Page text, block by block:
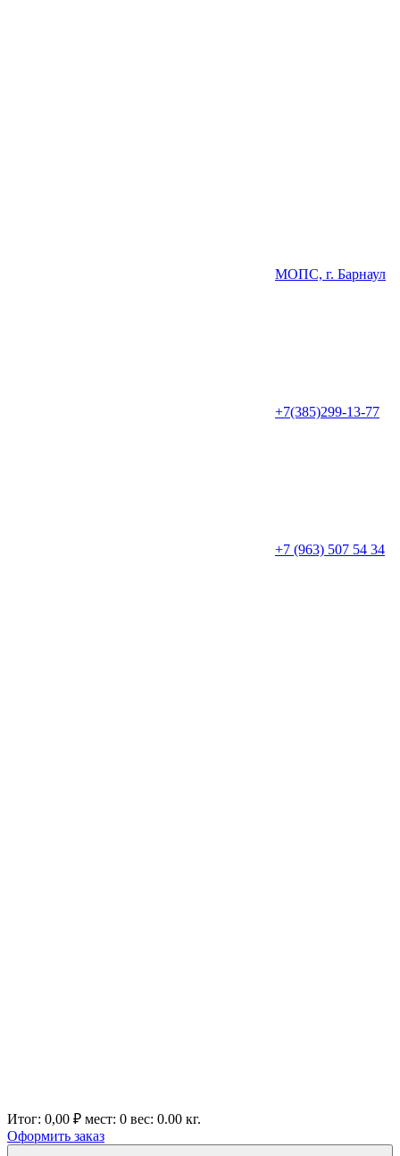
МОПС, г. Барнаул
+7(385)299-13-77
+7 (963) 507 54 34
Итог: 0,00 ₽ мест: 0 вес: 0.00 кг.
Оформить заказ